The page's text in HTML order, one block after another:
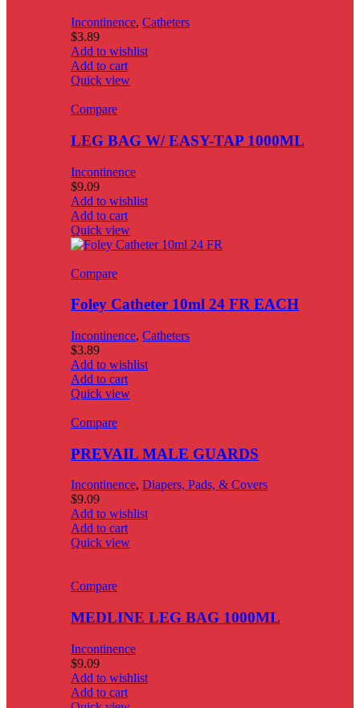
Incontinence, Catheters
$3.89
Add to wishlist
Add to cart
Quick view
Compare
LEG BAG W/ EASY-TAP 1000ML
Incontinence
$9.09
Add to wishlist
Add to cart
Quick view
Compare
Foley Catheter 10ml 24 FR EACH
Incontinence, Catheters
$3.89
Add to wishlist
Add to cart
Quick view
Compare
PREVAIL MALE GUARDS
Incontinence, Diapers, Pads, & Covers
$9.09
Add to wishlist
Add to cart
Quick view
Compare
MEDLINE LEG BAG 1000ML
Incontinence
$9.09
Add to wishlist
Add to cart